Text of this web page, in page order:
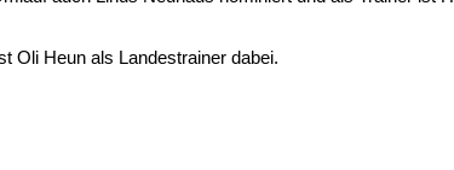
Oli Heun als Landestrainer dabei.